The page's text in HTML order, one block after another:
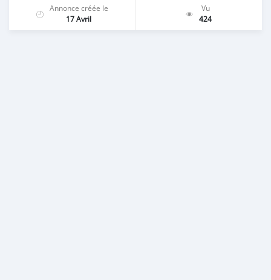
Annonce créée le
17 Avril
Vu
424